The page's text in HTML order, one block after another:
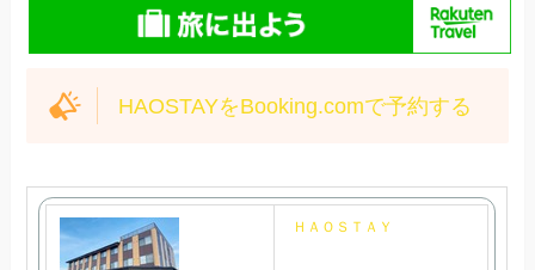
HAOSTAYをBooking.comで予約する
ＨＡＯＳＴＡＹ